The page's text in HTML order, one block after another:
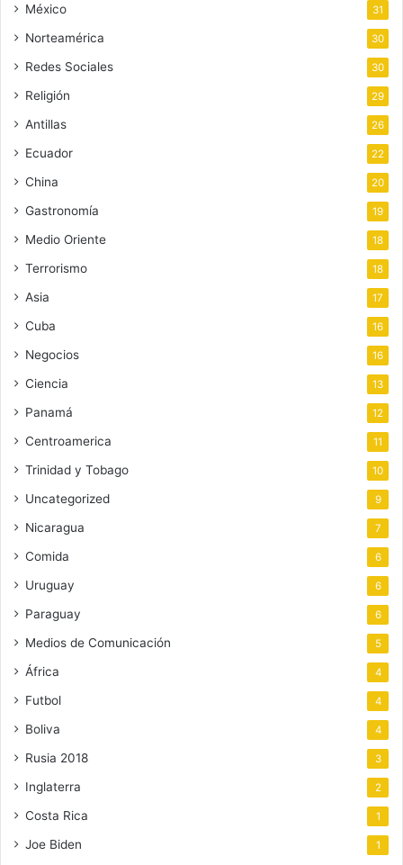
México 31
Norteamérica 30
Redes Sociales 30
Religión 29
Antillas 26
Ecuador 22
China 20
Gastronomía 19
Medio Oriente 18
Terrorismo 18
Asia 17
Cuba 16
Negocios 16
Ciencia 13
Panamá 12
Centroamerica 11
Trinidad y Tobago 10
Uncategorized 9
Nicaragua 7
Comida 6
Uruguay 6
Paraguay 6
Medios de Comunicación 5
África 4
Futbol 4
Boliva 4
Rusia 2018 3
Inglaterra 2
Costa Rica 1
Joe Biden 1